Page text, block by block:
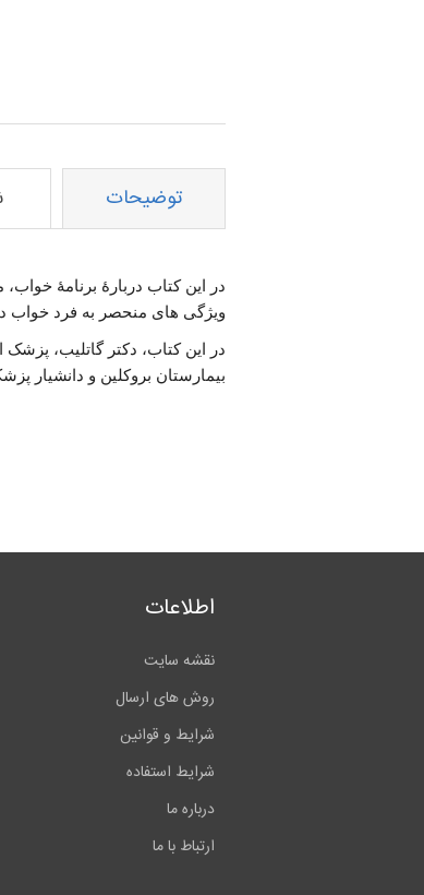
توضیحات
در این کتاب دربارهٔ برنامهٔ
ویژگی های منحصر به فرد خواب
در این کتاب، دکتر گاتلیب،
بیمارستان بروکلین و دانشیار
اطلاعات
نقشه سایت
روش های ارسال
شرایط و قوانین
شرایط استفاده
درباره ما
ارتباط با ما